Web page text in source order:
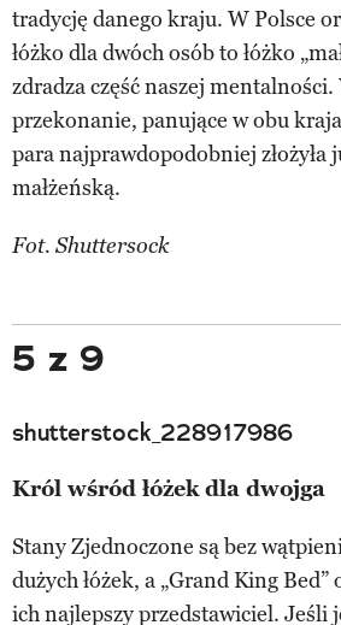
tradycję danego kraju. W Polsce
łóżko dla dwóch osób to łóżko
zdradza część naszej mentalności.
przekonanie, panujące w obu
para najprawdopodobniej złożyła
małżeńską.
Fot. Shuttersock
5 z 9
shutterstock_228917986
Król wśród łóżek dla dwojga
Stany Zjednoczone są bez
dużych łóżek, a „Grand King Bed”
ich najlepszy przedstawiciel. Jeśli